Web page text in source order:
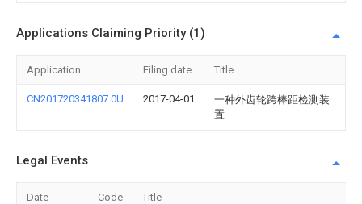
Applications Claiming Priority (1)
Application Filing date Title
CN201720341807.0U 2017-04-01
一种外齿轮跨棒距检测装
置
Legal Events
Date Code Title